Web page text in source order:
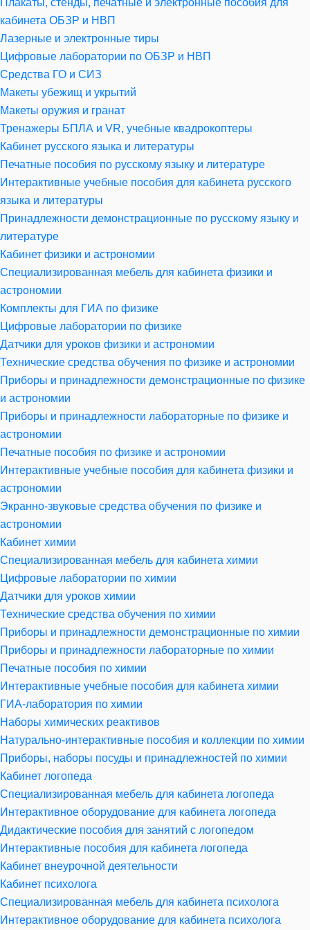
Плакаты, стенды, печатные и электронные пособия для
кабинета ОБЗР и НВП
Лазерные и электронные тиры
Цифровые лаборатории по ОБЗР и НВП
Средства ГО и СИЗ
Макеты убежищ и укрытий
Макеты оружия и гранат
Тренажеры БПЛА и VR, учебные квадрокоптеры
Кабинет русского языка и литературы
Печатные пособия по русскому языку и литературе
Интерактивные учебные пособия для кабинета русского
языка и литературы
Принадлежности демонстрационные по русскому языку и
литературе
Кабинет физики и астрономии
Специализированная мебель для кабинета физики и
астрономии
Комплекты для ГИА по физике
Цифровые лаборатории по физике
Датчики для уроков физики и астрономии
Технические средства обучения по физике и астрономии
Приборы и принадлежности демонстрационные по физике
и астрономии
Приборы и принадлежности лабораторные по физике и
астрономии
Печатные пособия по физике и астрономии
Интерактивные учебные пособия для кабинета физики и
астрономии
Экранно-звуковые средства обучения по физике и
астрономии
Кабинет химии
Специализированная мебель для кабинета химии
Цифровые лаборатории по химии
Датчики для уроков химии
Технические средства обучения по химии
Приборы и принадлежности демонстрационные по химии
Приборы и принадлежности лабораторные по химии
Печатные пособия по химии
Интерактивные учебные пособия для кабинета химии
ГИА-лаборатория по химии
Наборы химических реактивов
Натурально-интерактивные пособия и коллекции по химии
Приборы, наборы посуды и принадлежностей по химии
Кабинет логопеда
Специализированная мебель для кабинета логопеда
Интерактивное оборудование для кабинета логопеда
Дидактические пособия для занятий с логопедом
Интерактивные пособия для кабинета логопеда
Кабинет внеурочной деятельности
Кабинет психолога
Специализированная мебель для кабинета психолога
Интерактивное оборудование для кабинета психолога